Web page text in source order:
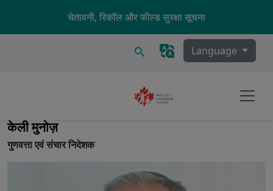
Skip to main content
चेतावनी, रिकॉल और फील्ड सुरक्षा सूचना
खोज Language
केली मुनोज़
गुणवत्ता एवं संचार निदेशक